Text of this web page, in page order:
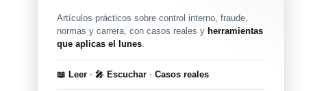
Artículos prácticos sobre control interno, fraude,
normas y carrera, con casos reales y herramientas
que aplicas el lunes.
📖 Leer · 🎤 Escuchar · Casos reales